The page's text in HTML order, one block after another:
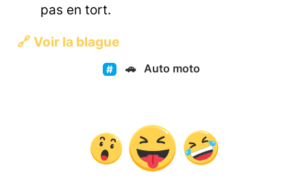
pas en tort.
🔗 Voir la blague
🚗 Auto moto